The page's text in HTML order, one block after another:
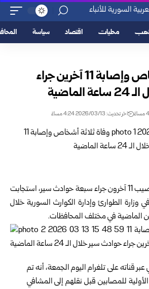
محليات اقتصاد سياسة
وفاة ثلاثة أشخاص وإصابة 11 آخرين جراء
اخر تحديث: 2026/03/13 4:24 مساءً
توفي ثلاثة أشخاص وأصيب 11 آخرون جراء سبعة حوادث سير، استجابت
وزارة الطوارئ وإدارة الكوارث السوريةخلال
الماضية في مختلف المحافظات.
عبر قناته على تلغرام اليوم الجمعة، أنه تم
للمصابين قبل نقلهم إلى المشافي